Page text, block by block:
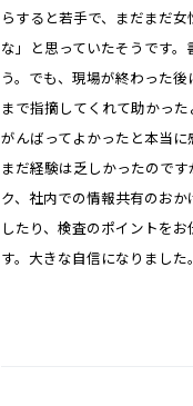
らすると若手で、まだまだ
な」と思っていたそうです
う。でも、現場が終わった
まで指摘してくれて助かっ
がんばってよかったと本当に
まだ経験は乏しかったので
ク、社内での情報共有のお
したり、検査のポイントを
す。大きな自信になりました。